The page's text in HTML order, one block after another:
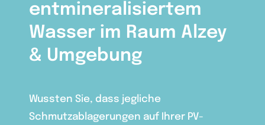
entmineralisiertem
Wasser im Raum Alzey
& Umgebung
Wussten Sie, dass jegliche
Schmutzablagerungen auf Ihrer PV-